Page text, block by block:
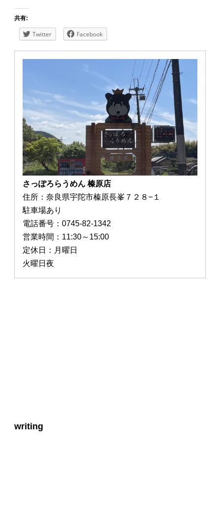
共有:
Twitter Facebook
さっぽろらうめん 榛原店
住所：奈良県宇陀市榛原長峯７２８−１
駐車場あり
電話番号：0745-82-1342
営業時間：11:30～15:00
定休日：月曜日
火曜日夜
writing